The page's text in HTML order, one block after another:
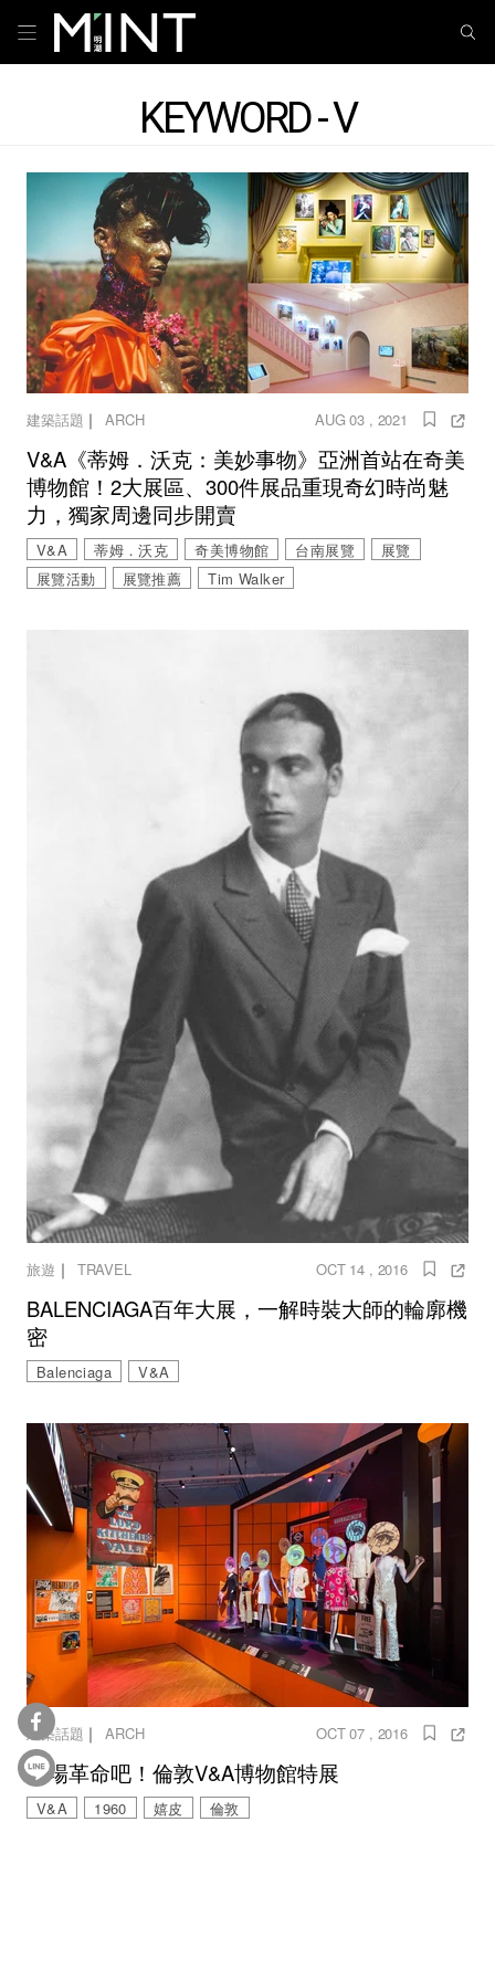
KEYWORD - V
建築話題 ｜ARCH AUG 03 , 2021
V&A《蒂姆．沃克：美妙事物》亞洲首站在奇美
博物館！2大展區、300件展品重現奇幻時尚魅
力，獨家周邊同步開賣
V&A 蒂姆．沃克 奇美博物館 台南展覽
展覽
展覽活動
展覽推薦 Tim Walker
旅遊 ｜ TRAVEL OCT 14 , 2016
BALENCIAGA百年大展，一解時裝大師的輪廓機
密
Balenciaga V&A
建築話題 ｜ARCH OCT 07 , 2016
來場革命吧！倫敦V&A博物館特展
V&A 1960 嬉皮 倫敦